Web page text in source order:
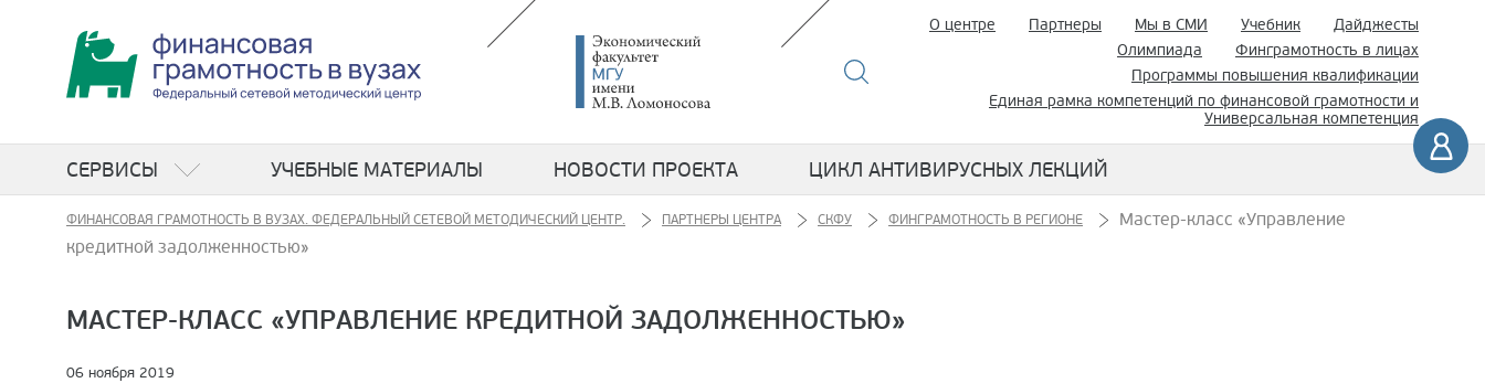
О центре Партнеры Мы в СМИ Учебник
Дайджесты
Олимпиада
Финграмотность в лицах
Программы повышения квалификации
Единая рамка компетенций по финансовой грамотности и
Универсальная компетенция
СЕРВИСЫ УЧЕБНЫЕ МАТЕРИАЛЫ НОВОСТИ ПРОЕКТА ЦИКЛ АНТИВИРУСНЫХ ЛЕКЦИЙ
ФИНАНСОВАЯ ГРАМОТНОСТЬ В ВУЗАХ. ФЕДЕРАЛЬНЫЙ СЕТЕВОЙ МЕТОДИЧЕСКИЙ ЦЕНТР. ПАРТНЕРЫ ЦЕНТРА СКФУ ФИНГРАМОТНОСТЬ В РЕГИОНЕ
Мастер-класс «Управление
кредитной задолженностью»
МАСТЕР-КЛАСС «УПРАВЛЕНИЕ КРЕДИТНОЙ ЗАДОЛЖЕННОСТЬЮ»
06 ноября 2019